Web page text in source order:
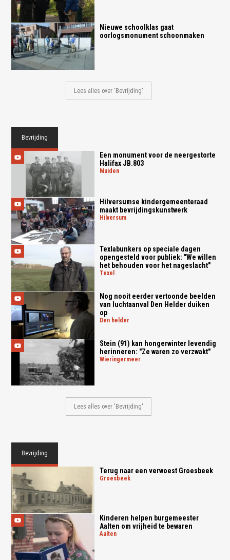
Nieuwe schoolklas gaat
oorlogsmonument schoonmaken
Lees alles over 'Bevrijding'
Bevrijding
Een monument voor de neergestorte
Halifax JB.803
muiden
Hilversumse kindergemeenteraad
maakt bevrijdingskunstwerk
hilversum
Texlabunkers op speciale dagen
opengesteld voor publiek: "We willen
het behouden voor het nageslacht"
texel
Nog nooit eerder vertoonde beelden
van luchtaanval Den Helder duiken
op
den helder
Stein (91) kan hongerwinter levendig
herinneren: "Ze waren zo verzwakt"
wieringermeer
Lees alles over 'Bevrijding'
Bevrijding
Terug naar een verwoest Groesbeek
groesbeek
Kinderen helpen burgemeester
Aalten om vrijheid te bewaren
aalten